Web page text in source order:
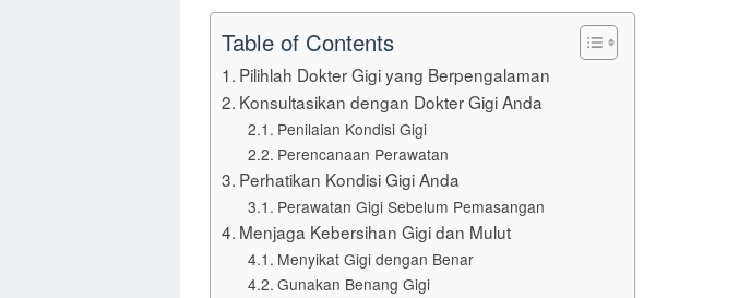
Table of Contents
Pilihlah Dokter Gigi yang Berpengalaman
Konsultasikan dengan Dokter Gigi Anda
Penilaian Kondisi Gigi
Perencanaan Perawatan
Perhatikan Kondisi Gigi Anda
Perawatan Gigi Sebelum Pemasangan
Menjaga Kebersihan Gigi dan Mulut
Menyikat Gigi dengan Benar
Gunakan Benang Gigi